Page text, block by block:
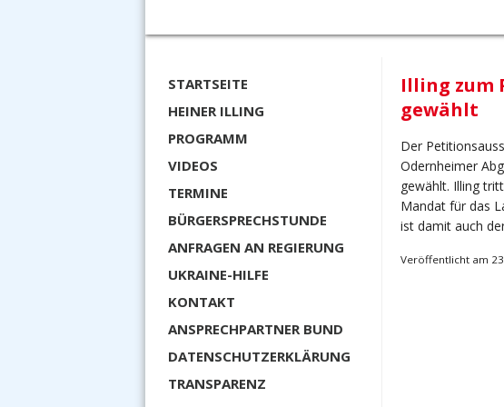
STARTSEITE
HEINER ILLING
PROGRAMM
VIDEOS
TERMINE
BÜRGERSPRECHSTUNDE
ANFRAGEN AN REGIERUNG
UKRAINE-HILFE
KONTAKT
ANSPRECHPARTNER BUND
DATENSCHUTZERKLÄRUNG
TRANSPARENZ
Illing zum
gewählt
Der
Odernheimer
gewählt. Illing
Mandat für das
ist damit auch
Veröffentlicht am